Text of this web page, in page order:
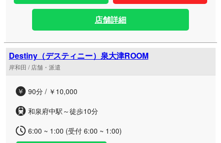
店舗詳細
Destiny（デスティニー）泉大津ROOM
岸和田 / 店舗・派遣
90分 / ￥10,000
和泉府中駅～徒歩10分
6:00 ~ 1:00 (受付 6:00 ~ 1:00)